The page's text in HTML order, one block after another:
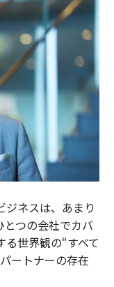
ジネスは、あまり
つの会社でカバ
世界観の“すべて
ートナーの存在